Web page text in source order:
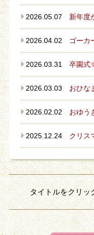
2026.05.07 新年度
2026.04.02 ゴーカ
2026.03.31 卒園式
2026.03.03 おひな
2026.02.02 おゆう
2025.12.24 クリス
タイトルをクリッ